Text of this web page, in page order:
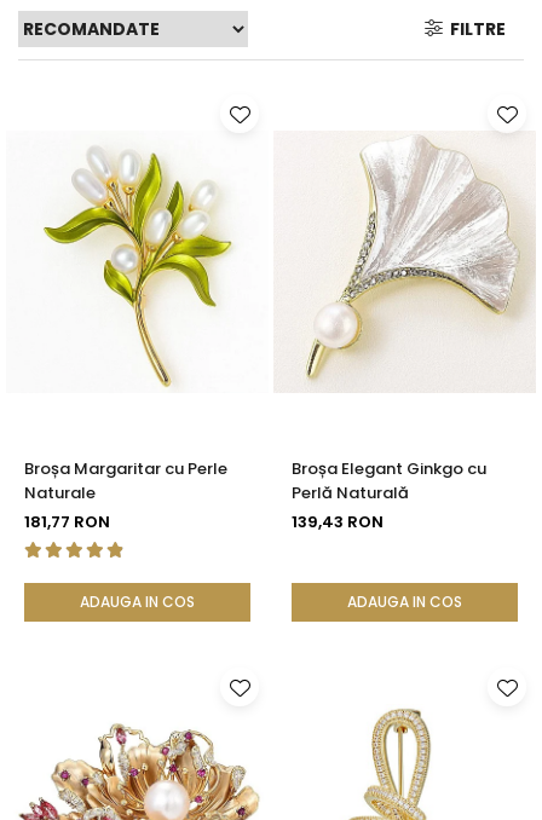
Seturi Perle cu Argint
Brățări cu Perle
FILTRE
Broșa Margaritar cu Perle
Naturale
181,77 RON
ADAUGA IN COS
Broșa Elegant Ginkgo cu
Perlă Naturală
139,43 RON
ADAUGA IN COS